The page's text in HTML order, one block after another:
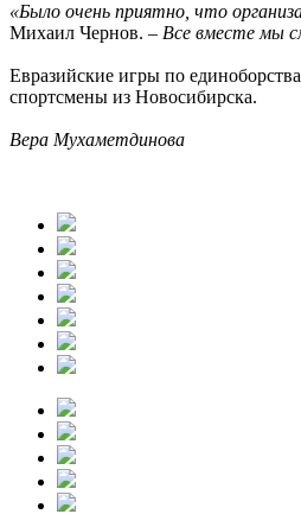
«Было очень приятно, что
Михаил Чернов. – Все вместе мы
Евразийские игры по
спортсмены из Новосибирска.
Вера Мухаметдинова